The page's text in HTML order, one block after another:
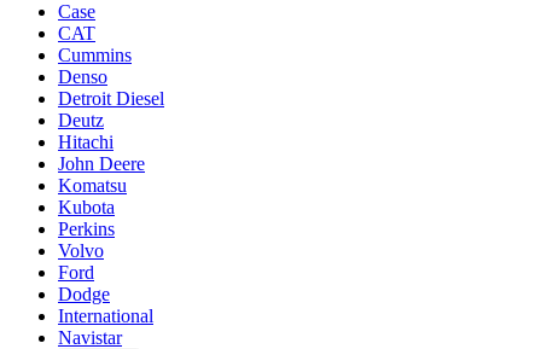
Case
CAT
Cummins
Denso
Detroit Diesel
Deutz
Hitachi
John Deere
Komatsu
Kubota
Perkins
Volvo
Ford
Dodge
International
Navistar